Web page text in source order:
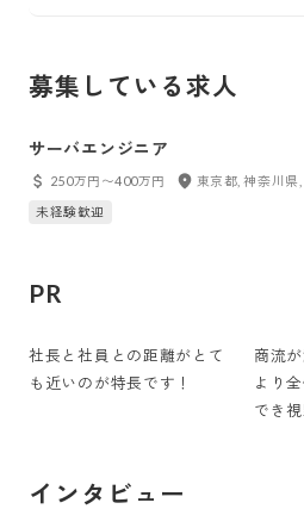
募集している求人
サーバエンジニア
250万円〜400万円
未経験歓迎
PR
社長と社員との距離がとて
も近いのが特長です！
商流
より
でき
インタビュー